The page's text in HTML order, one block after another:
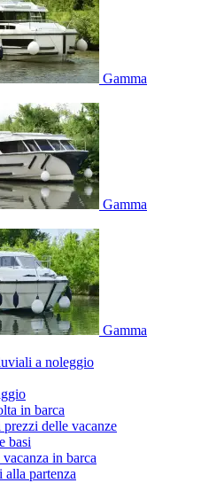
Gamma
Gamma
Gamma
a noleggio
in barca
delle vacanze
basi
in barca
alla partenza